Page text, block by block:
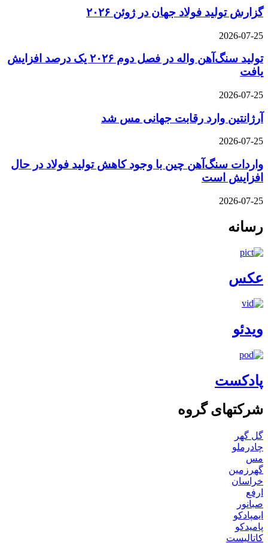
گزارش تولید فولاد جهان در ژوئن ۲۰۲۶
2026-07-25
تولید سنگ‌آهن واله در فصل دوم ۲۰۲۶ یک درصد افزایش
یافت
2026-07-25
آرژانتین وارد رقابت جهانی مس شد
2026-07-25
واردات سنگ‌آهن چین با وجود کاهش تولید فولاد در حال
افزایش است
2026-07-25
رسانه
عکس
ویدئو
پادکست
شرکتهای گروه
گل گهر
چادرملو
مس
گهرزمین
خراسان
ارفع
صبانور
ایمپادکو
پامیدکو
کاتالیست